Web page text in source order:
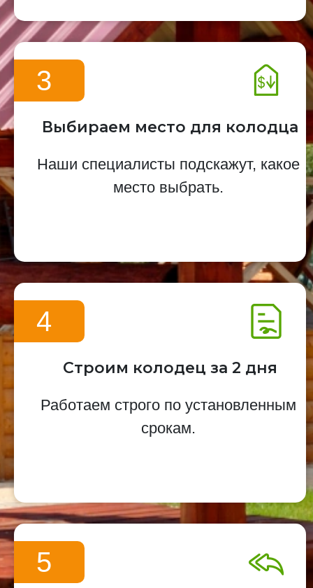
3
Выбираем место для колодца
Наши специалисты подскажут, какое
место выбрать.
4
Строим колодец за 2 дня
Работаем строго по установленным
срокам.
5